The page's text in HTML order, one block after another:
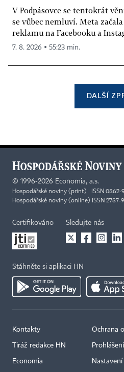
V Podpásovce se tentokrát
se vůbec nemluví. Meta
reklamu na Facebooku a
7. 8. 2026 ▪ 55:23 min.
DALŠÍ
© 1996-2026 Economia, a.s.
Hospodářské noviny (print) ISSN 0862-
Hospodářské noviny (online) ISSN 2787-
Certifikováno Sledujte nás
Stáhněte si aplikaci HN
Kontakty
Tiráž redakce HN
Economia
Ochrana